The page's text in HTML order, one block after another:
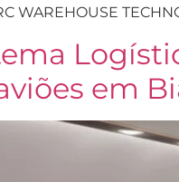
WAREHOUSE
em